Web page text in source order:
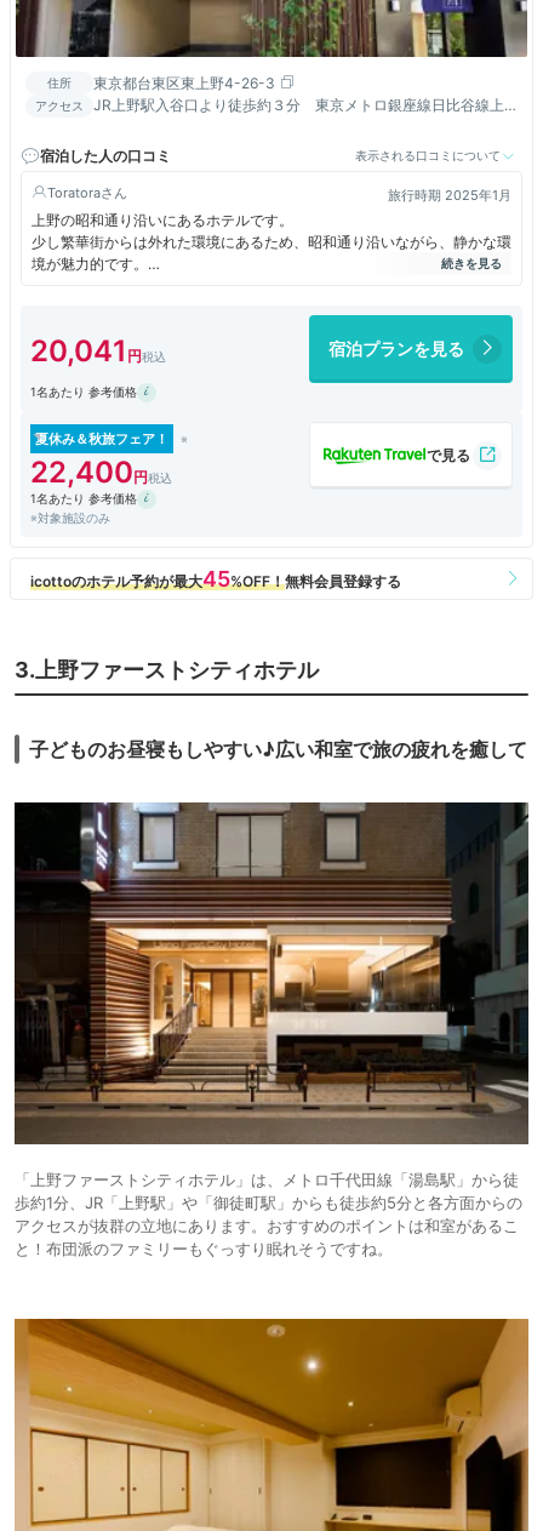
住所 東京都台東区東上野4-26-3
アクセス
JR上野駅入谷口より徒歩約３分 東京メトロ銀座線日比谷線上
分
宿泊した人の口コミ 表示される口コミについて
Toratora 旅行時期 2025年1月
上野の昭和通り沿いにあるホテルです。
少し繁華街からは外れた環境にあるため、昭和通り沿いながら、静かな環
境が魅力的です。
こちらはキッチンが付いていて、IHのコンロになります。
浴槽付きのお風呂でのんびりするのに最適です。
ランドリーもあるので暮らすように泊まれます。
20,041 宿泊プランを見る
1名あたり 参考価格
夏休み＆秋旅フェア！
22,400
1名あたり 参考価格
※対象施設のみ
3.上野ファーストシティホテル
子どものお昼寝もしやすい♪広い和室で旅の疲れを癒して
「上野ファーストシティホテル」は、メトロ千代田線「湯島駅」から徒
歩約1分、JR「上野駅」や「御徒町駅」からも徒歩約5分と各方面からの
アクセスが抜群の立地にあります。おすすめのポイントは和室があるこ
と！布団派のファミリーもぐっすり眠れそうですね。